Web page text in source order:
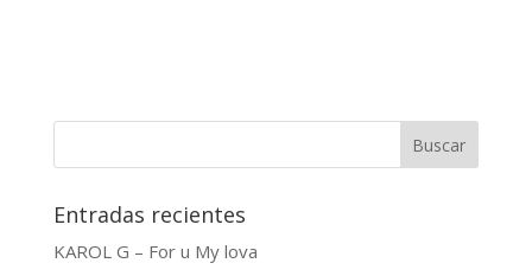
Buscar
Entradas recientes
KAROL G – For u My lova